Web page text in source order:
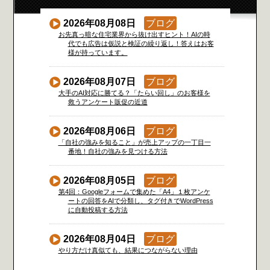
2026年08月08日 ブログ
お先真っ暗な住宅業界から抜け出すヒント！AIの時
代でも広告は仮説と検証の繰り返し！答えはお客
様が持っています。
2026年08月07日 ブログ
大手のAI対応に勝てる？「たらい回し」のお客様を
救うアンケート販促の近道
2026年08月06日 ブログ
「自社の強みを知ること」が売上アップの一丁目一
番地！自社の強みを見つける方法
2026年08月05日 ブログ
第4回：Googleフォームで集めた「A4」１枚アンケ
ートの回答をAIで分類し、タグ付きでWordPress
に自動投稿する方法
2026年08月04日 ブログ
やり方だけ真似ても、結果につながらない理由